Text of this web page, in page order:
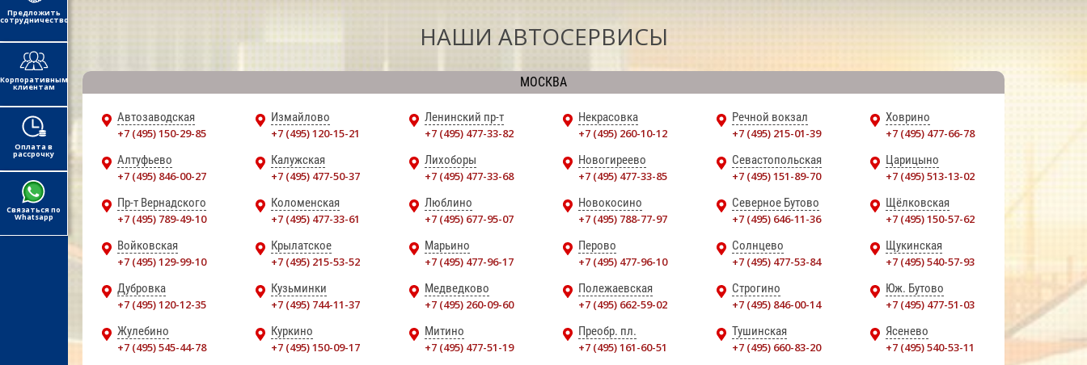
НАШИ АВТОСЕРВИСЫ
МОСКВА
Автозаводская
+7 (495) 150-29-85
Измайлово
+7 (495) 120-15-21
Ленинский пр-т
+7 (495) 477-33-82
Некрасовка
+7 (495) 260-10-12
Речной вокзал
+7 (495) 215-01-39
Ховрино
+7 (495) 477-66-78
Алтуфьево
+7 (495) 846-00-27
Калужская
+7 (495) 477-50-37
Лихоборы
+7 (495) 477-33-68
Новогиреево
+7 (495) 477-33-85
Севастопольская
+7 (495) 151-89-70
Царицыно
+7 (495) 513-13-02
Пр-т Вернадского
+7 (495) 789-49-10
Коломенская
+7 (495) 477-33-61
Люблино
+7 (495) 677-95-07
Новокосино
+7 (495) 788-77-97
Северное Бутово
+7 (495) 646-11-36
Щёлковская
+7 (495) 150-57-62
Войковская
+7 (495) 129-99-10
Крылатское
+7 (495) 215-53-52
Марьино
+7 (495) 477-96-17
Перово
+7 (495) 477-96-10
Солнцево
+7 (495) 477-53-84
Щукинская
+7 (495) 540-57-93
Дубровка
+7 (495) 120-12-35
Кузьминки
+7 (495) 744-11-37
Медведково
+7 (495) 260-09-60
Полежаевская
+7 (495) 662-59-02
Строгино
+7 (495) 846-00-14
Юж. Бутово
+7 (495) 477-51-03
Жулебино
+7 (495) 545-44-78
Куркино
+7 (495) 150-09-17
Митино
+7 (495) 477-51-19
Преобр. пл.
+7 (495) 161-60-51
Тушинская
+7 (495) 660-83-20
Ясенево
+7 (495) 540-53-11
Предложить
сотрудничество
Корпоративным
клиентам
Оплата в
рассрочку
Связаться по
Whatsapp